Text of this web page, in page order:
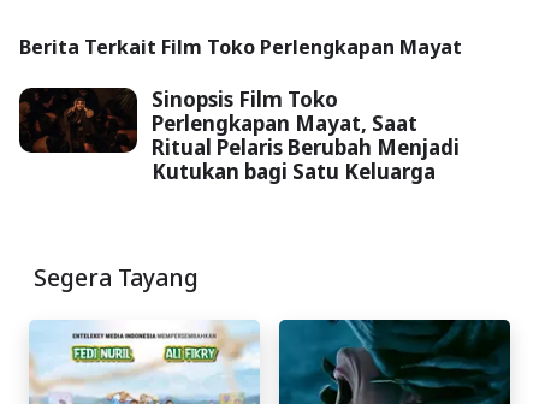
Berita Terkait Film Toko Perlengkapan Mayat
Sinopsis Film Toko
Perlengkapan Mayat, Saat
Ritual Pelaris Berubah Menjadi
Kutukan bagi Satu Keluarga
Segera Tayang